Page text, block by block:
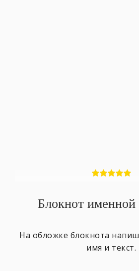
Блокнот именной
На обложке блокнота
имя и текст.